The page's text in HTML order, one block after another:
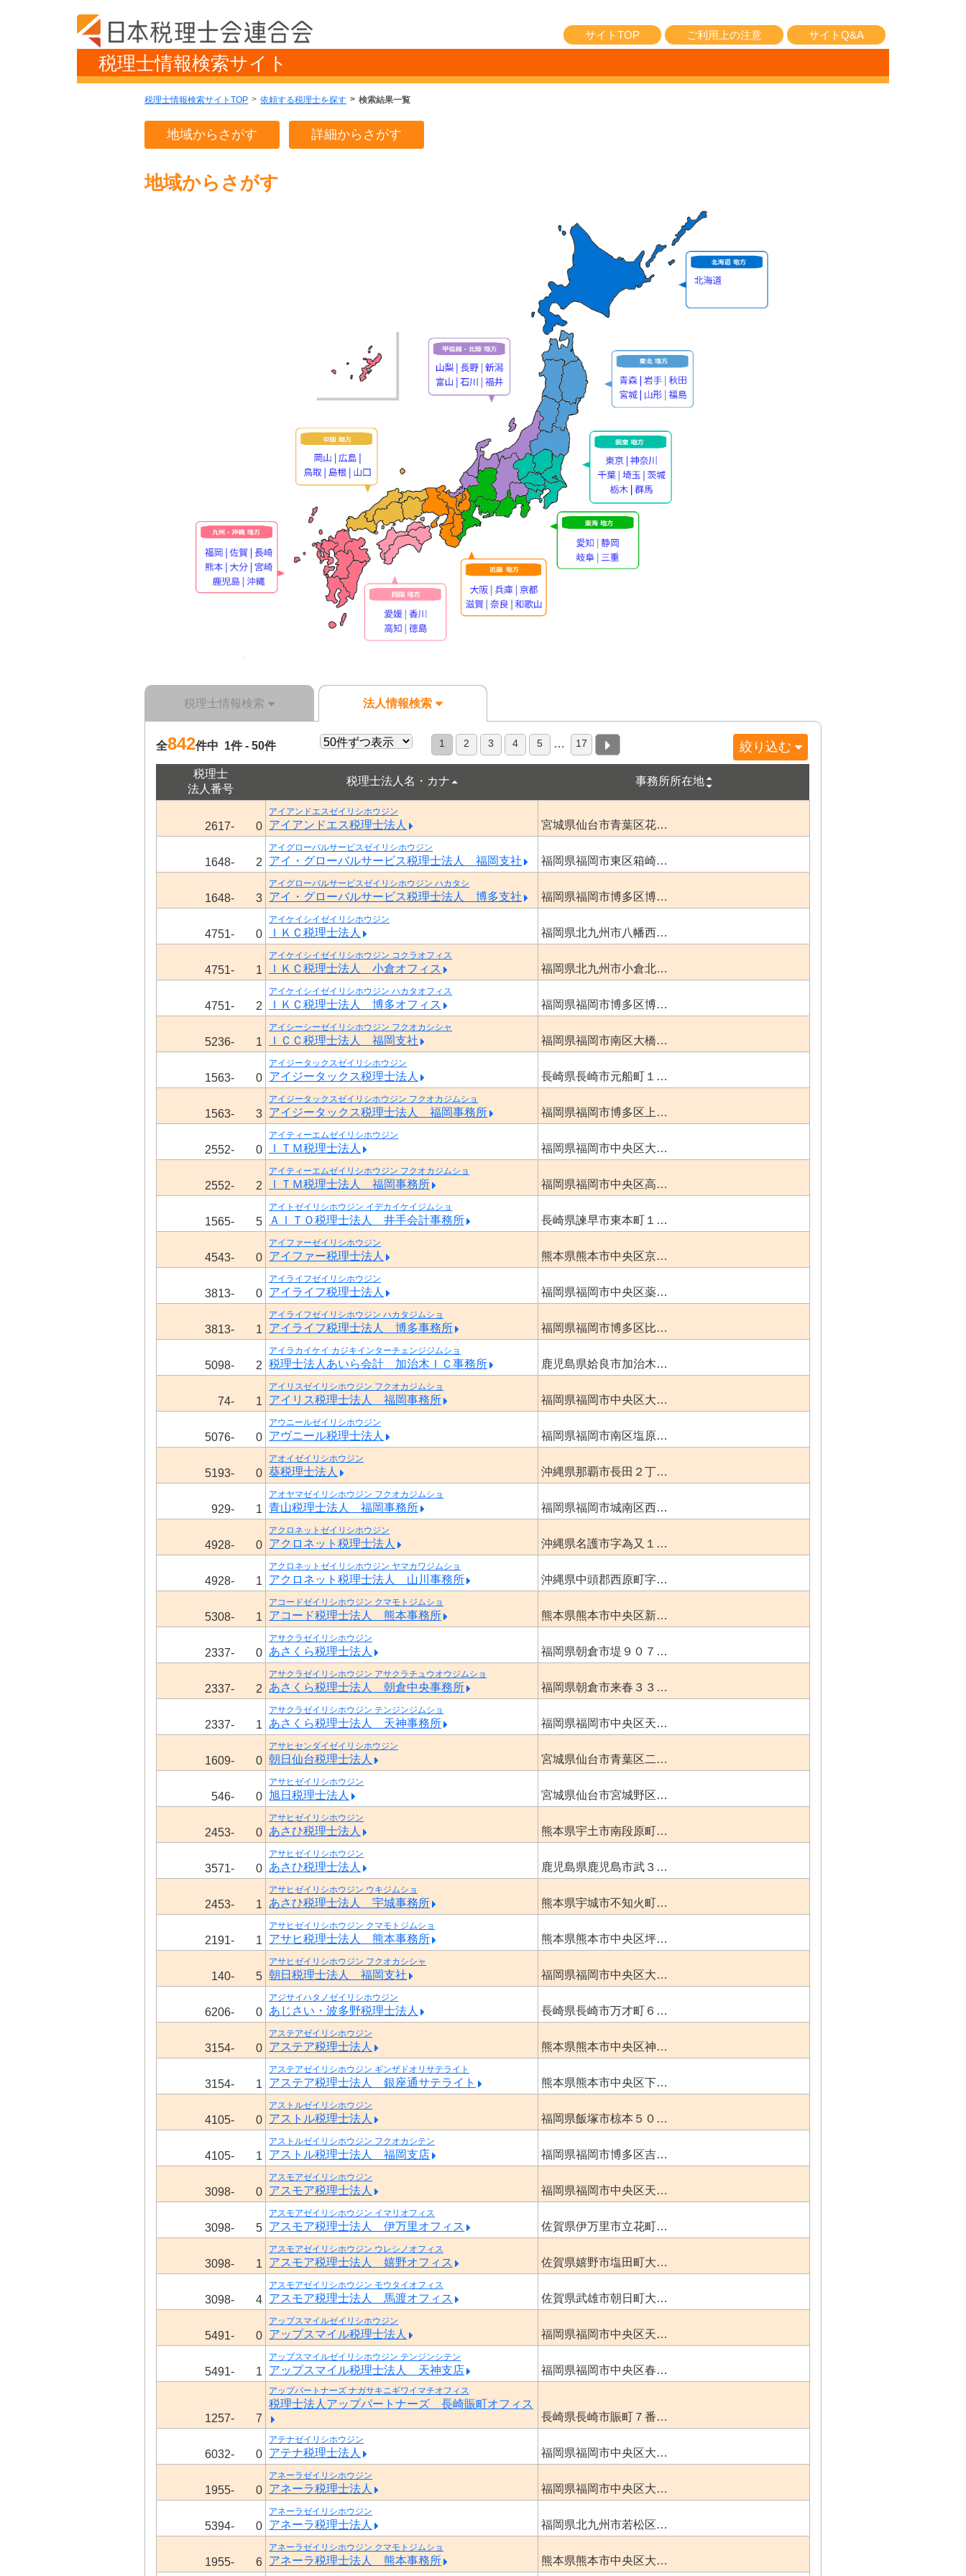
サイトTOP ご利用上の注意 サイトQ&A
税理士情報検索サイト
税理士情報検索サイトTOP 依頼する税理士を探す 検索結果一覧
地域からさがす 詳細からさがす
地域からさがす
税理士情報検索 法人情報検索
全842件中 1件 - 50件 1 2 3 4 5 … 17 絞り込む
税理士
法人番号
税理士法人名・カナ 事務所所在地
2617- 0
アイアンドエスゼイリシホウジン
アイアンドエス税理士法人 宮城県仙台市青葉区花…
1648- 2
アイグローバルサービスゼイリシホウジン
アイ・グローバルサービス税理士法人 福岡支社 福岡県福岡市東区箱崎…
1648- 3
アイグローバルサービスゼイリシホウジン ハカタシ
アイ・グローバルサービス税理士法人 博多支社 福岡県福岡市博多区博…
4751- 0
アイケイシイゼイリシホウジン
ＩＫＣ税理士法人 福岡県北九州市八幡西…
4751- 1
アイケイシイゼイリシホウジン コクラオフィス
ＩＫＣ税理士法人 小倉オフィス 福岡県北九州市小倉北…
4751- 2
アイケイシイゼイリシホウジン ハカタオフィス
ＩＫＣ税理士法人 博多オフィス 福岡県福岡市博多区博…
5236- 1
アイシーシーゼイリシホウジン フクオカシシャ
ＩＣＣ税理士法人 福岡支社 福岡県福岡市南区大橋…
1563- 0
アイジータックスゼイリシホウジン
アイジータックス税理士法人 長崎県長崎市元船町１…
1563- 3
アイジータックスゼイリシホウジン フクオカジムショ
アイジータックス税理士法人 福岡事務所 福岡県福岡市博多区上…
2552- 0
アイティーエムゼイリシホウジン
ＩＴＭ税理士法人 福岡県福岡市中央区大…
2552- 2
アイティーエムゼイリシホウジン フクオカジムショ
ＩＴＭ税理士法人 福岡事務所 福岡県福岡市中央区高…
1565- 5
アイトゼイリシホウジン イデカイケイジムショ
ＡＩＴＯ税理士法人 井手会計事務所 長崎県諫早市東本町１…
4543- 0
アイファーゼイリシホウジン
アイファー税理士法人 熊本県熊本市中央区京…
3813- 0
アイライフゼイリシホウジン
アイライフ税理士法人 福岡県福岡市中央区薬…
3813- 1
アイライフゼイリシホウジン ハカタジムショ
アイライフ税理士法人 博多事務所 福岡県福岡市博多区比…
5098- 2
アイラカイケイ カジキインターチェンジジムショ
税理士法人あいら会計 加治木ＩＣ事務所 鹿児島県姶良市加治木…
74- 1
アイリスゼイリシホウジン フクオカジムショ
アイリス税理士法人 福岡事務所 福岡県福岡市中央区大…
5076- 0
アウニールゼイリシホウジン
アヴニール税理士法人 福岡県福岡市南区塩原…
5193- 0
アオイゼイリシホウジン
葵税理士法人 沖縄県那覇市長田２丁…
929- 1
アオヤマゼイリシホウジン フクオカジムショ
青山税理士法人 福岡事務所 福岡県福岡市城南区西…
4928- 0
アクロネットゼイリシホウジン
アクロネット税理士法人 沖縄県名護市字為又１…
4928- 1
アクロネットゼイリシホウジン ヤマカワジムショ
アクロネット税理士法人 山川事務所 沖縄県中頭郡西原町字…
5308- 1
アコードゼイリシホウジン クマモトジムショ
アコード税理士法人 熊本事務所 熊本県熊本市中央区新…
2337- 0
アサクラゼイリシホウジン
あさくら税理士法人 福岡県朝倉市堤９０７…
2337- 2
アサクラゼイリシホウジン アサクラチュウオウジムショ
あさくら税理士法人 朝倉中央事務所 福岡県朝倉市来春３３…
2337- 1
アサクラゼイリシホウジン テンジンジムショ
あさくら税理士法人 天神事務所 福岡県福岡市中央区天…
1609- 0
アサヒセンダイゼイリシホウジン
朝日仙台税理士法人 宮城県仙台市青葉区二…
546- 0
アサヒゼイリシホウジン
旭日税理士法人 宮城県仙台市宮城野区…
2453- 0
アサヒゼイリシホウジン
あさひ税理士法人 熊本県宇土市南段原町…
3571- 0
アサヒゼイリシホウジン
あさひ税理士法人 鹿児島県鹿児島市武３…
2453- 1
アサヒゼイリシホウジン ウキジムショ
あさひ税理士法人 宇城事務所 熊本県宇城市不知火町…
2191- 1
アサヒゼイリシホウジン クマモトジムショ
アサヒ税理士法人 熊本事務所 熊本県熊本市中央区坪…
140- 5
アサヒゼイリシホウジン フクオカシシャ
朝日税理士法人 福岡支社 福岡県福岡市中央区大…
6206- 0
アジサイハタノゼイリシホウジン
あじさい・波多野税理士法人 長崎県長崎市万才町６…
3154- 0
アステアゼイリシホウジン
アステア税理士法人 熊本県熊本市中央区神…
3154- 1
アステアゼイリシホウジン ギンザドオリサテライト
アステア税理士法人 銀座通サテライト 熊本県熊本市中央区下…
4105- 0
アストルゼイリシホウジン
アストル税理士法人 福岡県飯塚市椋本５０…
4105- 1
アストルゼイリシホウジン フクオカシテン
アストル税理士法人 福岡支店 福岡県福岡市博多区吉…
3098- 0
アスモアゼイリシホウジン
アスモア税理士法人 福岡県福岡市中央区天…
3098- 5
アスモアゼイリシホウジン イマリオフィス
アスモア税理士法人 伊万里オフィス 佐賀県伊万里市立花町…
3098- 1
アスモアゼイリシホウジン ウレシノオフィス
アスモア税理士法人 嬉野オフィス 佐賀県嬉野市塩田町大…
3098- 4
アスモアゼイリシホウジン モウタイオフィス
アスモア税理士法人 馬渡オフィス 佐賀県武雄市朝日町大…
5491- 0
アップスマイルゼイリシホウジン
アップスマイル税理士法人 福岡県福岡市中央区天…
5491- 1
アップスマイルゼイリシホウジン テンジンシテン
アップスマイル税理士法人 天神支店 福岡県福岡市中央区春…
1257- 7
アップパートナーズ ナガサキニギワイマチオフィス
税理士法人アップパートナーズ 長崎賑町オフィス
長崎県長崎市賑町７番…
6032- 0
アテナゼイリシホウジン
アテナ税理士法人 福岡県福岡市中央区大…
1955- 0
アネーラゼイリシホウジン
アネーラ税理士法人 福岡県福岡市中央区大…
5394- 0
アネーラゼイリシホウジン
アネーラ税理士法人 福岡県北九州市若松区…
1955- 6
アネーラゼイリシホウジン クマモトジムショ
アネーラ税理士法人 熊本事務所 熊本県熊本市中央区大…